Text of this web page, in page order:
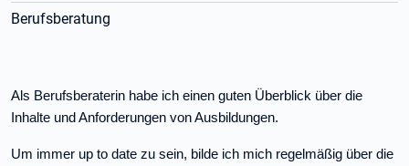
Berufsberatung
Als Berufsberaterin habe ich einen guten Überblick über die
Inhalte und Anforderungen von Ausbildungen.
Um immer up to date zu sein, bilde ich mich regelmäßig über die